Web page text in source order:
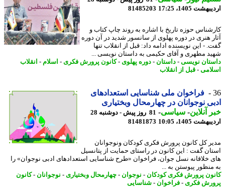
1405، 17:25
81485203
حوزه تاریخ با اشاره به روند چاپ کتاب و
هنری در دوره پهلوی از سانسور شدید در آن دوره
- این نویسنده ادامه داد: قبل از انقلاب تنها
مطهری و آقای حکیمی به داستان نویسی ...
نویسی-داستان-دوره پهلوی-کانون پرورش فکری- اسلام-انقلاب
-قبل از انقلاب
فراخوان ملی شناسایی استعدادهای
نوجوانان در چهارمحال وبختیاری
آنلاین-سیاسی-
81 روز پیش - دوشنبه 28
1405، 10:05
81481873
کل کانون پرورش فکری کودکان ونوجوانان
گفت : این کانون در راستای حمایت از پتانسیل
خلاقانه نسل جوان، فراخوان «طرح شناسایی استعدادهای ادبی نوجوان» را
پیوستن به ...
پرورش فکری کودکان-نوجوان- چهارمحال وبختیاری- نوجوانان-کانون
فکری- فراخوان- شناسایی